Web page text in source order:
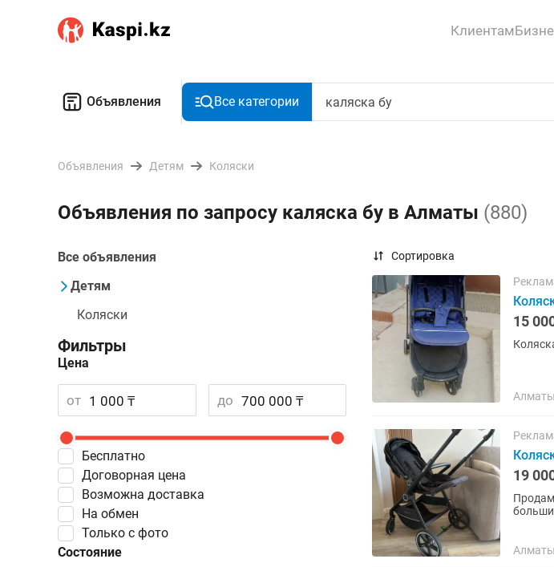
Клиентам
Объявления Все категории
Объявления Детям Коляски
Объявления по запросу каляска бу в Алматы (880)
Все объявления
Детям
Коляски
Фильтры
Цена
от до
Бесплатно
Договорная цена
Возможна доставка
Состояние
На обмен
Только с фото
Сортировка
15
19
Продам